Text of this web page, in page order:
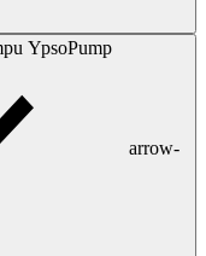
YpsoPump
arrow-